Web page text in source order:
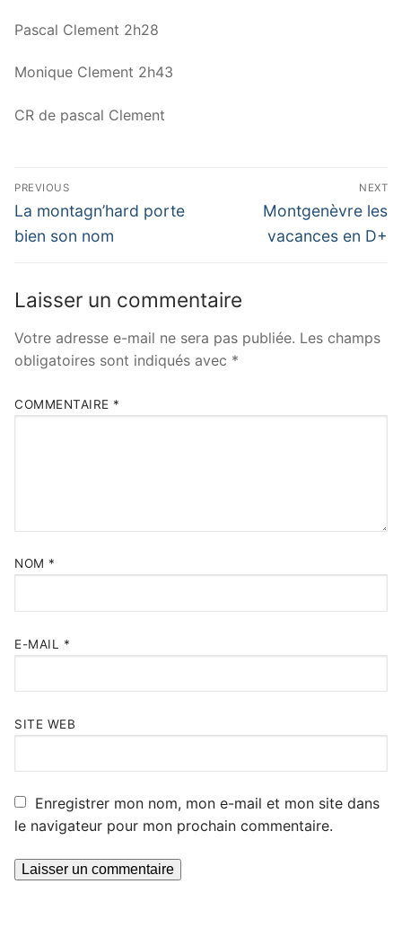
Pascal Clement 2h28
Monique Clement 2h43
CR de pascal Clement
Navigation
de
l’article
PREVIOUS
Previous
post:
La montagn’hard porte
bien son nom
NEXT
Next
post:
Montgenèvre les
vacances en D+
Laisser un commentaire
Votre adresse e-mail ne sera pas publiée. Les champs
obligatoires sont indiqués avec *
COMMENTAIRE *
NOM *
E-MAIL *
SITE WEB
Enregistrer mon nom, mon e-mail et mon site dans
le navigateur pour mon prochain commentaire.